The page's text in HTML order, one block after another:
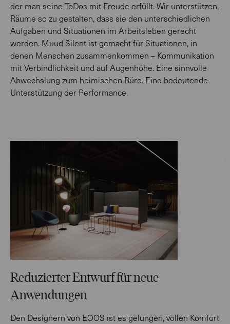
der man seine ToDos mit Freude erfüllt. Wir unterstützen,
Räume so zu gestalten, dass sie den unterschiedlichen
Aufgaben und Situationen im Arbeitsleben gerecht
werden. Muud Silent ist gemacht für Situationen, in
denen Menschen zusammenkommen – Kommunikation
mit Verbindlichkeit und auf Augenhöhe. Eine sinnvolle
Abwechslung zum heimischen Büro. Eine bedeutende
Unterstützung der Performance.
Reduzierter Entwurf für neue
Anwendungen
Den Designern von EOOS ist es gelungen, vollen Komfort